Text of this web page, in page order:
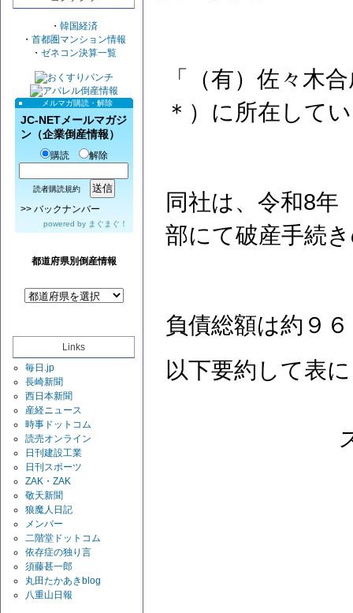
・ 韓国経済
・ 首都圏マンション情報
・ ゼネコン決算一覧
メルマガ購読・解除
JC-NETメールマガジ
ン（企業倒産情報）
購読 解除
読者購読規約
>> バックナンバー
powered by まぐまぐ！
都道府県別倒産情報
Links
毎日.jp
長崎新聞
西日本新聞
産経ニュース
時事ドットコム
読売オンライン
日刊建設工業
日刊スポーツ
ZAK・ZAK
敬天新聞
狼魔人日記
メンバー
二階堂ドットコム
依存症の独り言
須藤甚一郎
丸田たかあきblog
八重山日報
「（有）佐々木
＊）に所在して
同社は、令和8年
部にて破産手続
負債総額は約９
以下要約して表